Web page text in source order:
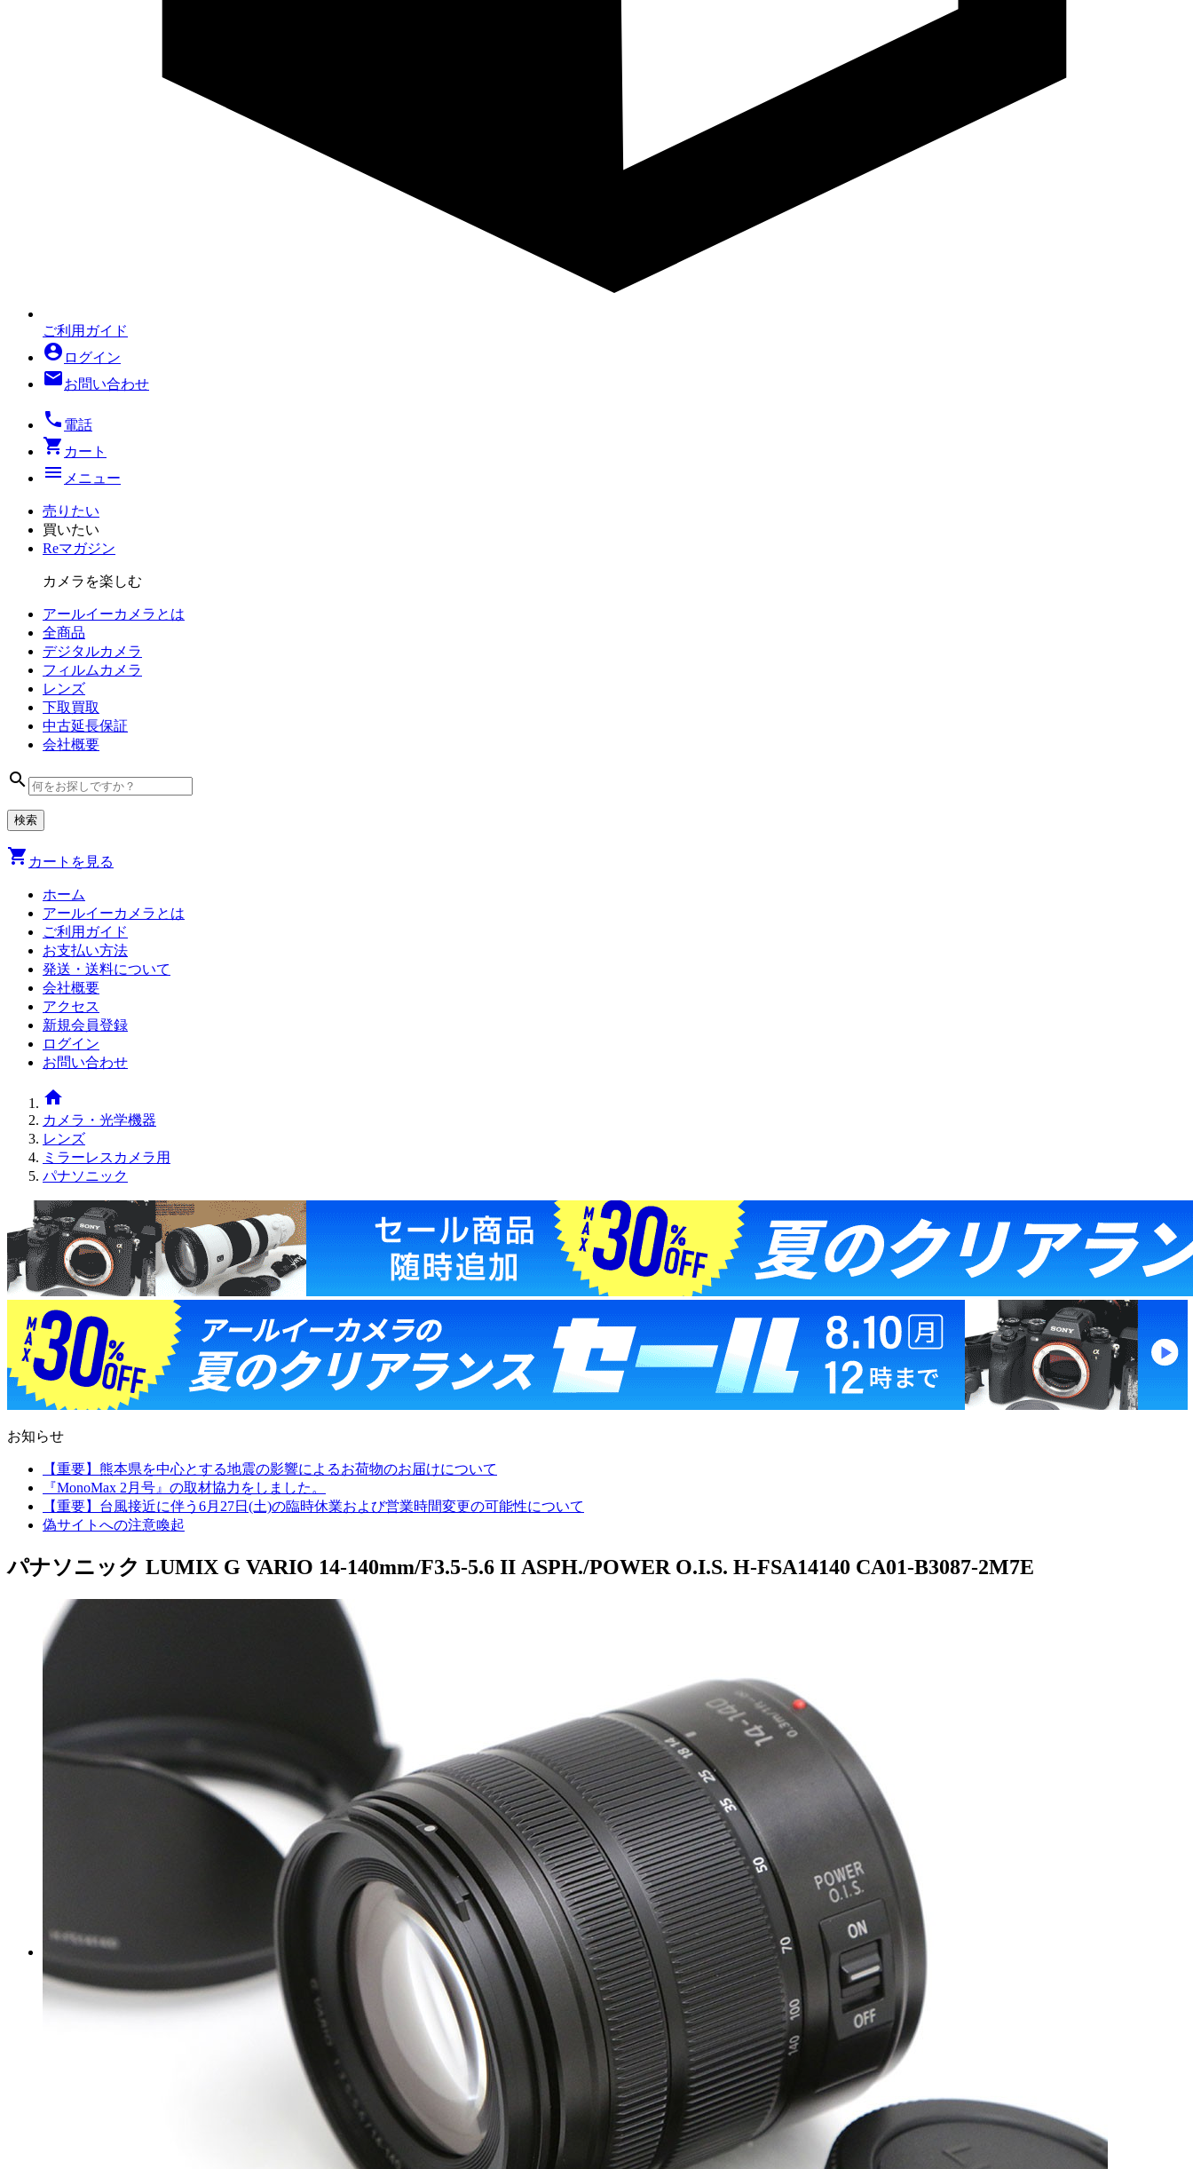
ご利用ガイド
account_circle ログイン
mailお問い合わせ
local_phone 電話
shopping_cart カート
menu メニュー
売りたい
買いたい
Reマガジン
カメラを楽しむ
アールイーカメラとは
全商品
デジタルカメラ
フィルム カメラ
レンズ
下取買取
中古延長保証
会社概要
search
shopping_cart カートを見る
ホーム
アールイーカメラとは
ご利用ガイド
お支払い方法
発送・送料について
会社概要
アクセス
新規会員登録
ログイン
お問い合わせ
home
カメラ・光学機器
レンズ
ミラーレスカメラ用
パナソニック
お知らせ
【重要】熊本県を中心とする地震の影響によるお荷物のお届けについて
『MonoMax 2月号』の取材協力をしました。
【重要】台風接近に伴う6月27日(土)の臨時休業および営業時間変更の可能性について
偽サイトへの注意喚起
パナソニック LUMIX G VARIO 14-140mm/F3.5-5.6 II ASPH./POWER O.I.S. H-FSA14140 CA01-B3087-2M7E